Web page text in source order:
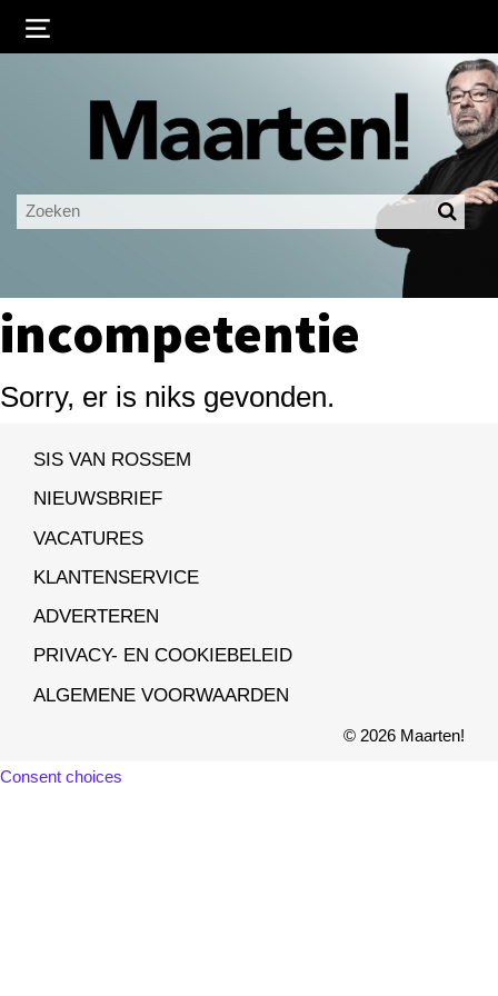
Ingelogd blijven
LOGIN
incompetentie
Sorry, er is niks gevonden.
SIS VAN ROSSEM
NIEUWSBRIEF
VACATURES
KLANTENSERVICE
ADVERTEREN
PRIVACY- EN COOKIEBELEID
ALGEMENE VOORWAARDEN
© 2026 Maarten!
Consent choices